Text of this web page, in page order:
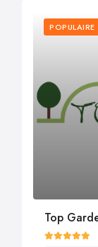
POPULAIRE
Top